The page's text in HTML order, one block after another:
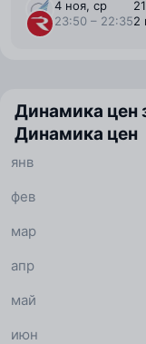
4 ноя, ср
23:50 – 22:352
Динамика цен
Динамика цен
янв
фев
мар
апр
май
июн